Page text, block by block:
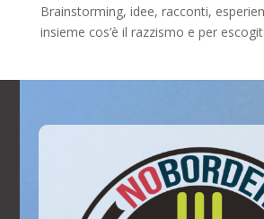
Brainstorming, idee, racconti,
insieme cos’è il razzismo e per